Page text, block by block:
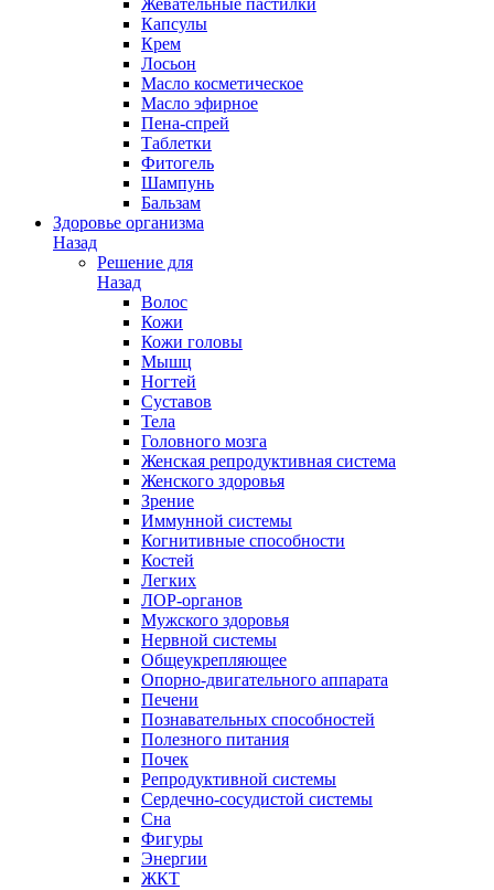
Жевательные пастилки
Капсулы
Крем
Лосьон
Масло косметическое
Масло эфирное
Пена-спрей
Таблетки
Фитогель
Шампунь
Бальзам
Здоровье организма
Назад
Решение для
Назад
Волос
Кожи
Кожи головы
Мышц
Ногтей
Суставов
Тела
Головного мозга
Женская репродуктивная система
Женского здоровья
Зрение
Иммунной системы
Когнитивные способности
Костей
Легких
ЛОР-органов
Мужского здоровья
Нервной системы
Общеукрепляющее
Опорно-двигательного аппарата
Печени
Познавательных способностей
Полезного питания
Почек
Репродуктивной системы
Сердечно-сосудистой системы
Сна
Фигуры
Энергии
ЖКТ